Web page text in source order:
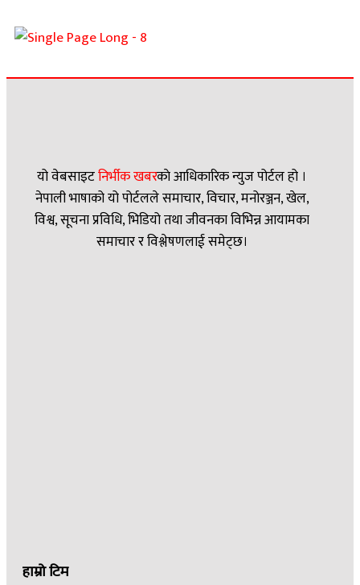
यो वेबसाइटनिर्भीक खबरकाे आधिकारिक न्युज पोर्टल हो ।
नेपाली भाषाको यो पोर्टलले समाचार, विचार, मनोरञ्जन, खेल,
विश्व, सूचना प्रविधि, भिडियो तथा जीवनका विभिन्न आयामका
समाचार र विश्लेषणलाई समेट्छ।
हाम्रो टिम